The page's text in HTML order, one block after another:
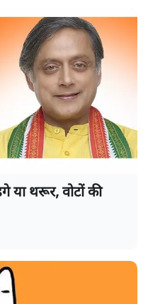
या थरूर, वोटों की